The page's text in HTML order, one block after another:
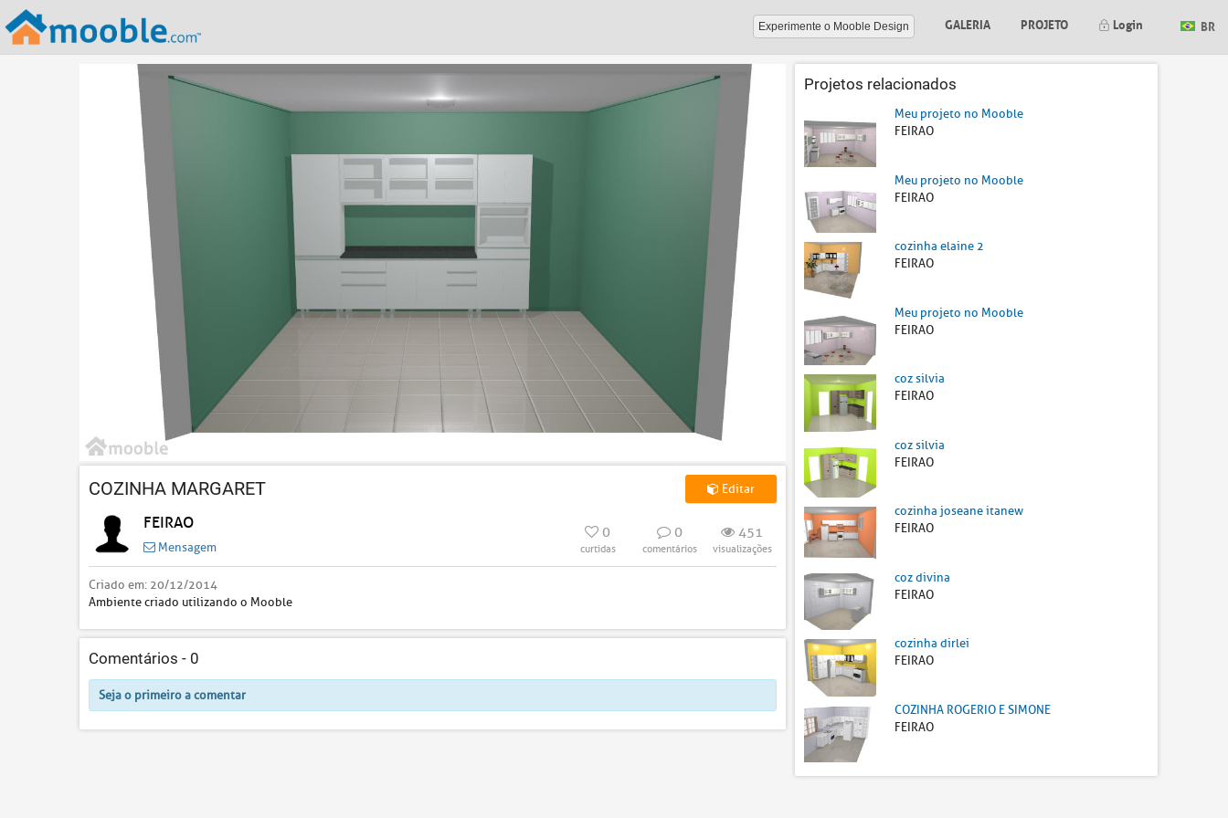
Experimente o Mooble Design GALERIA PROJETO Login BR
COZINHA MARGARET Editar
FEIRAO
Mensagem
0
curtidas
0
comentários
451
visualizações
Criado em: 20/12/2014
Ambiente criado utilizando o Mooble
Comentários - 0
Seja o primeiro a comentar
Projetos relacionados
Meu projeto no Mooble
FEIRAO
Meu projeto no Mooble
FEIRAO
cozinha elaine 2
FEIRAO
Meu projeto no Mooble
FEIRAO
coz silvia
FEIRAO
coz silvia
FEIRAO
cozinha joseane itanew
FEIRAO
coz divina
FEIRAO
cozinha dirlei
FEIRAO
COZINHA ROGERIO E SIMONE
FEIRAO